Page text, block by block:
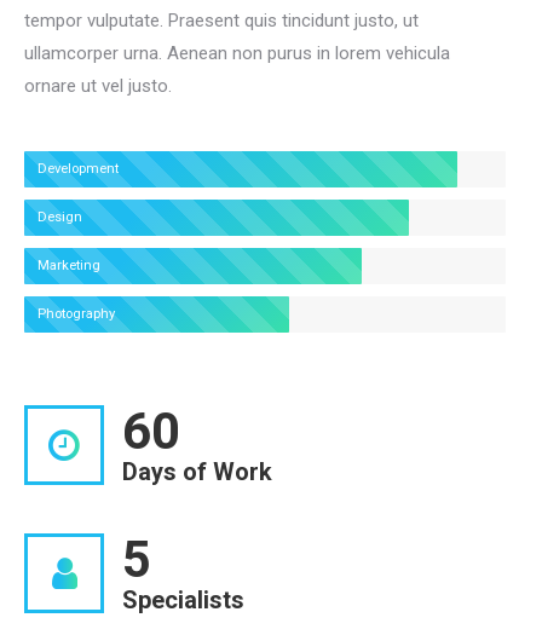
tempor vulputate. Praesent quis tincidunt justo, ut
ullamcorper urna. Aenean non purus in lorem vehicula
ornare ut vel justo.
Development
Design
Marketing
Photography
60
Days of Work
5
Specialists